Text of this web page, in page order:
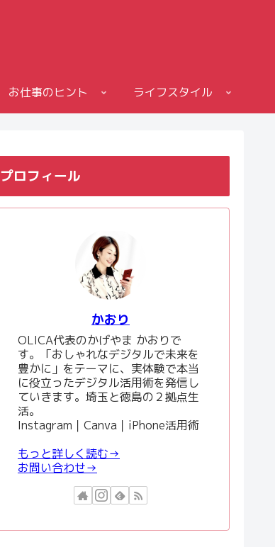
お仕事のヒント ライフスタイル
プロフィール
かおり
OLICA代表のかげやま かおりで
す。「おしゃれなデジタルで未来を
豊かに」をテーマに、実体験で本当
に役立ったデジタル活用術を発信し
ていきます。埼玉と徳島の２拠点生
活。
Instagram｜Canva｜iPhone活用術
もっと詳しく読む→
お問い合わせ→